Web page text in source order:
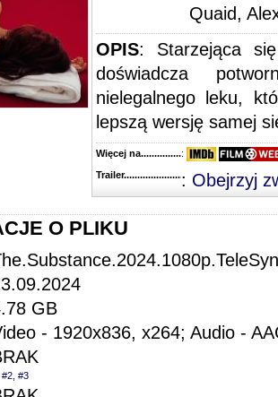
Quaid,
OPIS: Starzejąca
doświadcza
nielegalnego leku,
lepszą wersję samej
Więcej na........................................
:
Trailer...........................................
: Obejrzyj
O PLIKU
GB
- 1920x836, x264; Audio -
#2 #3